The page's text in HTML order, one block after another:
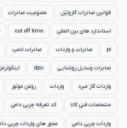
قوانین صادرات گازوئیل ممنوعیت صادرات
استاندارد های بین المللی cut off time
pi صادرات و واردات صادرات لامپ
صادرات وسایل روشنایی dpu اینکوترمز 2020
واردات گاز مبرد واردات روغن موتور
مشخصات فنی کالا کد تعرفه چربی دامی
واردات چربی دامی مجوز های واردات چربی